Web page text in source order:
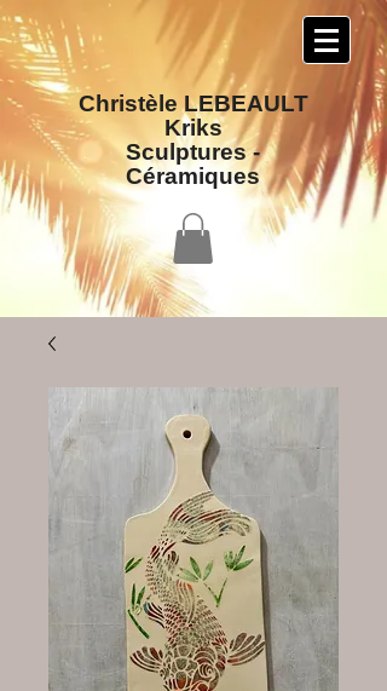
Christèle LEBEAULT
Kriks
Sculptures​ -
Céramiques